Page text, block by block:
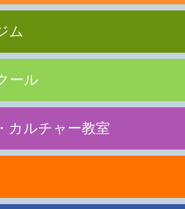
ム
ール
カルチャー教室